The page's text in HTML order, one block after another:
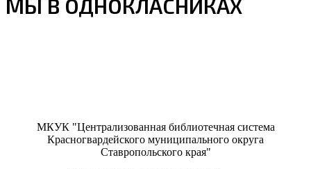
МЫ В ОДНОКЛАСНИКАХ
МКУК "Централизованная библиотечная система
Красногвардейского муниципального округа
Ставропольского края"